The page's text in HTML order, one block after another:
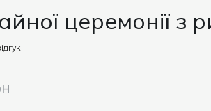
церемонії з